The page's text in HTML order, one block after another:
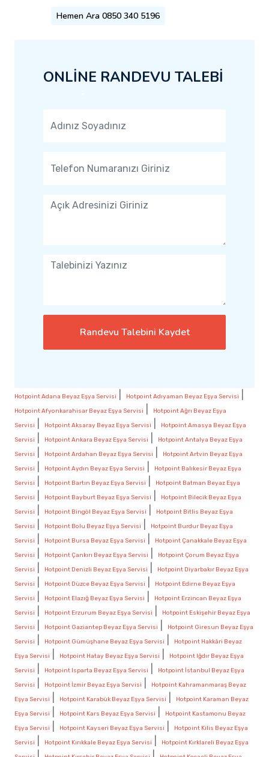
Hemen Ara 0850 340 5196
ONLİNE RANDEVU TALEBİ
Randevu Talebini Kaydet
Hotpoint Adana Beyaz Eşya Servisi Hotpoint Adıyaman Beyaz Eşya Servisi
Hotpoint Afyonkarahisar Beyaz Eşya Servisi
Hotpoint Ağrı Beyaz Eşya
Servisi
Hotpoint Aksaray Beyaz Eşya Servisi
Hotpoint Amasya Beyaz Eşya
Servisi
Hotpoint Ankara Beyaz Eşya Servisi
Hotpoint Antalya Beyaz Eşya
Servisi
Hotpoint Ardahan Beyaz Eşya Servisi
Hotpoint Artvin Beyaz Eşya
Servisi
Hotpoint Aydın Beyaz Eşya Servisi
Hotpoint Balıkesir Beyaz Eşya
Servisi
Hotpoint Bartın Beyaz Eşya Servisi
Hotpoint Batman Beyaz Eşya
Servisi
Hotpoint Bayburt Beyaz Eşya Servisi
Hotpoint Bilecik Beyaz Eşya
Servisi
Hotpoint Bingöl Beyaz Eşya Servisi
Hotpoint Bitlis Beyaz Eşya
Servisi
Hotpoint Bolu Beyaz Eşya Servisi
Hotpoint Burdur Beyaz Eşya
Servisi
Hotpoint Bursa Beyaz Eşya Servisi
Hotpoint Çanakkale Beyaz Eşya
Servisi
Hotpoint Çankırı Beyaz Eşya Servisi
Hotpoint Çorum Beyaz Eşya
Servisi
Hotpoint Denizli Beyaz Eşya Servisi
Hotpoint Diyarbakır Beyaz Eşya
Servisi
Hotpoint Düzce Beyaz Eşya Servisi
Hotpoint Edirne Beyaz Eşya
Servisi
Hotpoint Elazığ Beyaz Eşya Servisi
Hotpoint Erzincan Beyaz Eşya
Servisi
Hotpoint Erzurum Beyaz Eşya Servisi
Hotpoint Eskişehir Beyaz Eşya
Servisi
Hotpoint Gaziantep Beyaz Eşya Servisi
Hotpoint Giresun Beyaz Eşya
Servisi
Hotpoint Gümüşhane Beyaz Eşya Servisi
Hotpoint Hakkâri Beyaz
Eşya Servisi
Hotpoint Hatay Beyaz Eşya Servisi
Hotpoint Iğdır Beyaz Eşya
Servisi
Hotpoint Isparta Beyaz Eşya Servisi
Hotpoint İstanbul Beyaz Eşya
Servisi
Hotpoint İzmir Beyaz Eşya Servisi
Hotpoint Kahramanmaraş Beyaz
Eşya Servisi
Hotpoint Karabük Beyaz Eşya Servisi
Hotpoint Karaman Beyaz
Eşya Servisi
Hotpoint Kars Beyaz Eşya Servisi
Hotpoint Kastamonu Beyaz
Eşya Servisi
Hotpoint Kayseri Beyaz Eşya Servisi
Hotpoint Kilis Beyaz Eşya
Servisi
Hotpoint Kırıkkale Beyaz Eşya Servisi
Hotpoint Kırklareli Beyaz Eşya